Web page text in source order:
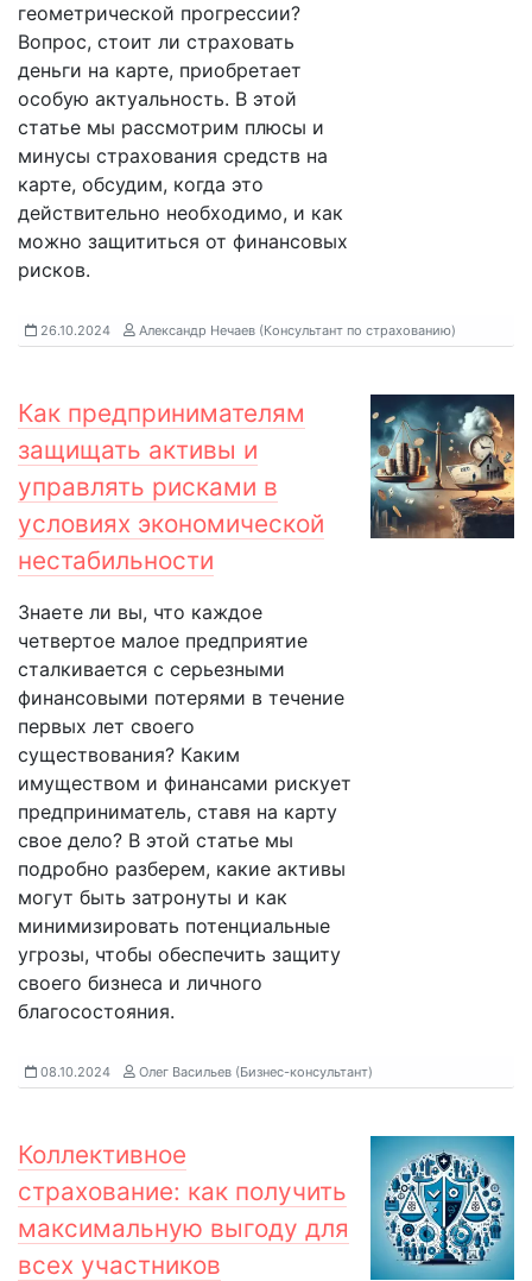
геометрической прогрессии?
Вопрос, стоит ли страховать
деньги на карте, приобретает
особую актуальность. В этой
статье мы рассмотрим плюсы и
минусы страхования средств на
карте, обсудим, когда это
действительно необходимо, и как
можно защититься от финансовых
рисков.
26.10.2024 Александр Нечаев (Консультант по страхованию)
Как предпринимателям
защищать активы и
управлять рисками в
условиях экономической
нестабильности
Знаете ли вы, что каждое
четвертое малое предприятие
сталкивается с серьезными
финансовыми потерями в течение
первых лет своего
существования? Каким
имуществом и финансами рискует
предприниматель, ставя на карту
свое дело? В этой статье мы
подробно разберем, какие активы
могут быть затронуты и как
минимизировать потенциальные
угрозы, чтобы обеспечить защиту
своего бизнеса и личного
благосостояния.
08.10.2024 Олег Васильев (Бизнес-консультант)
Коллективное
страхование: как получить
максимальную выгоду для
всех участников